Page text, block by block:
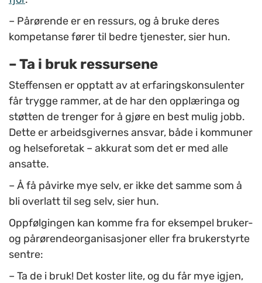
– Pårørende er en ressurs, og å bruke deres
kompetanse fører til bedre tjenester, sier hun.
– Ta i bruk ressursene
Steffensen er opptatt av at erfaringskonsulenter
får trygge rammer, at de har den opplæringa og
støtten de trenger for å gjøre en best mulig jobb.
Dette er arbeidsgivernes ansvar, både i kommuner
og helseforetak – akkurat som det er med alle
ansatte.
– Å få påvirke mye selv, er ikke det samme som å
bli overlatt til seg selv, sier hun.
Oppfølgingen kan komme fra for eksempel bruker-
og pårørendeorganisasjoner eller fra brukerstyrte
sentre:
– Ta de i bruk! Det koster lite, og du får mye igjen,